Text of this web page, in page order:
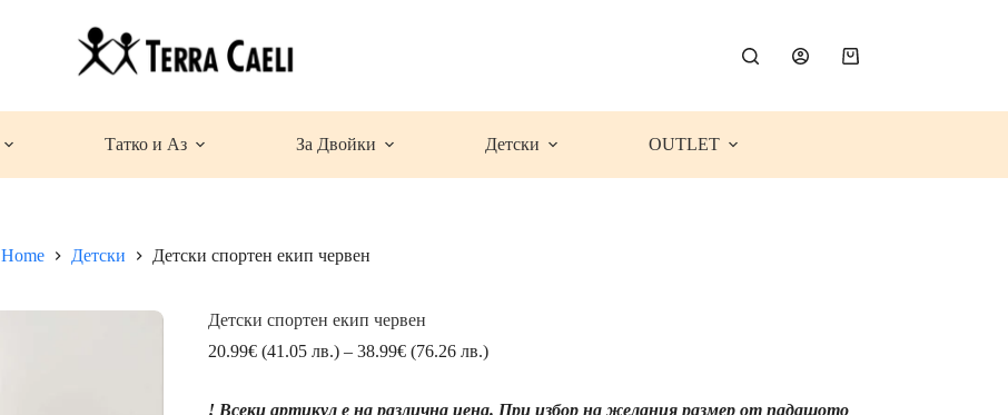
Shopping
Татко и Аз За Двойки Детски OUTLET
Home Детски Детски спортен екип червен
Детски спортен екип червен
20.99€(41.05 лв.) – 38.99€(76.26 лв.)Price
(41.05
! Всеки артикул е на различна цена. При избор на желания размер от падащото